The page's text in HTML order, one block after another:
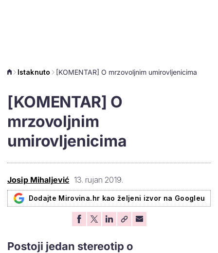
Istaknuto [KOMENTAR] O mrzovoljnim umirovljenicima
[KOMENTAR] O
mrzovoljnim
umirovljenicima
Josip Mihaljević 13. rujan 2019.
Dodajte Mirovina.hr kao željeni izvor na Googleu
Postoji jedan stereotip o